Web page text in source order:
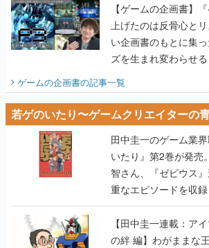
【ゲームの企画書】
上げたのは反骨心と
い企画書のもとに集
ズを生まれ変わらせ
ゲームの企画書の記事一覧
若ゲのいたり〜ゲームクリエイターの
田中圭一のゲーム業
いたり』第2巻が発売
智さん、『ゼビウス
重なエピソードを収録
【田中圭一連載：アイ
の絆 編】わがままな